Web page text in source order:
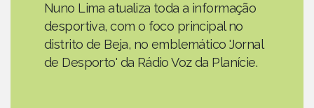
Nuno Lima atualiza toda a informação
desportiva, com o foco principal no
distrito de Beja, no emblemático 'Jornal
de Desporto' da Rádio Voz da Planície.